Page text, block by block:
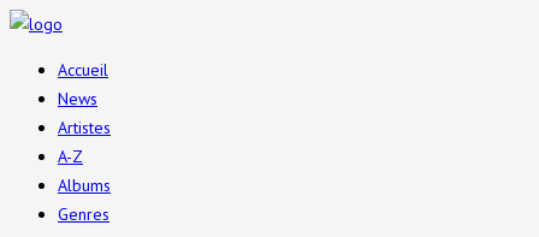
Accueil
News
Artistes
A-Z
Albums
Genres